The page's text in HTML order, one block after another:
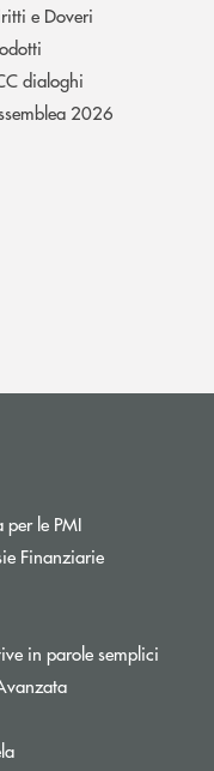
e Doveri
dialoghi
2026
le PMIApre una nuova
FinanziarieApre una
nuova finestra
in parole semplici